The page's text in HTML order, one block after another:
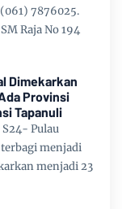
7876025.
Raja No 194
Dimekarkan
Provinsi
Tapanuli
S24- Pulau
menjadi
menjadi 23